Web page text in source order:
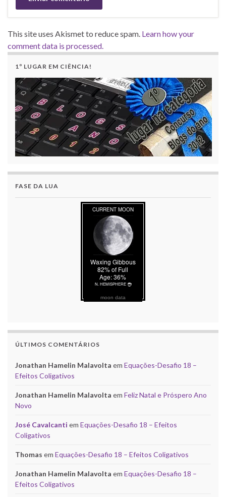
This site uses Akismet to reduce spam. Learn how your
comment data is processed.
1º LUGAR EM CIÊNCIA!
FASE DA LUA
moon data
ÚLTIMOS COMENTÁRIOS
Jonathan Hamelin Malavolta em Equações-Desafio 18 –
Efeitos Coligativos
Jonathan Hamelin Malavolta em Feliz Natal e Próspero Ano
Novo
José Cavalcanti em Equações-Desafio 18 – Efeitos
Coligativos
Thomas em Equações-Desafio 18 – Efeitos Coligativos
Jonathan Hamelin Malavolta em Equações-Desafio 18 –
Efeitos Coligativos